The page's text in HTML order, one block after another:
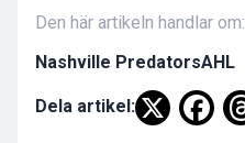
Den här artikeln handlar om:
Nashville PredatorsAHL
Dela artikel: